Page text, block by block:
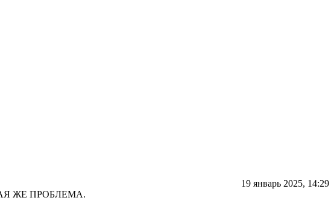
19 январь 2025, 14:29
ЖЕ ПРОБЛЕМА.